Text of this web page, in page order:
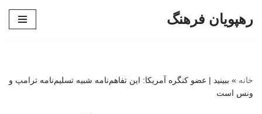
رهپویان فرهنگ
خانه » ببینید | عضو کنگره آمریکا: این تفاهم‌نامه شبیه تسلیم‌نامه ترامپ و
ونس است